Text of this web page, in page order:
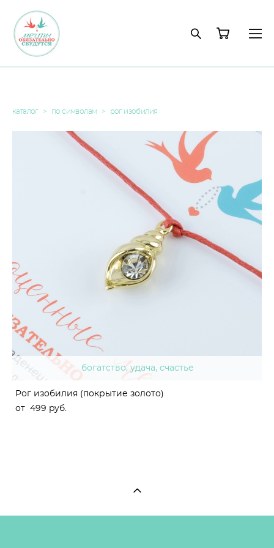
каталог > по символам > рог изобилия
богатство, удача, счастье
Рог изобилия (покрытие золото)
от 499 pуб.